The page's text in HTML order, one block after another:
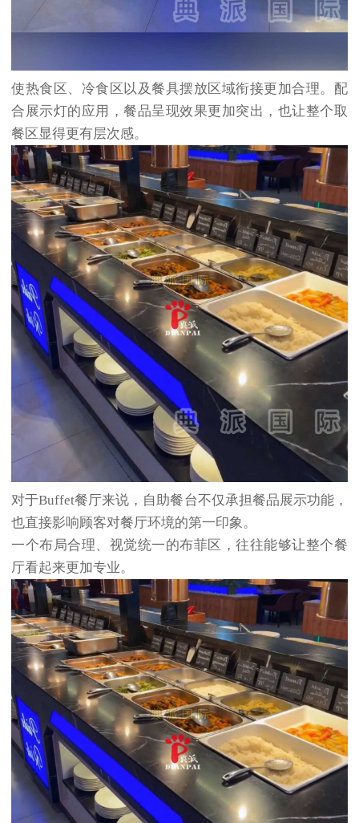
使热食区、冷食区以及餐具摆放区域衔接更加合理。配
合展示灯的应用，餐品呈现效果更加突出，也让整个取
餐区显得更有层次感。
对于Buffet餐厅来说，自助餐台不仅承担餐品展示功能，
也直接影响顾客对餐厅环境的第一印象。
一个布局合理、视觉统一的布菲区，往往能够让整个餐
厅看起来更加专业。